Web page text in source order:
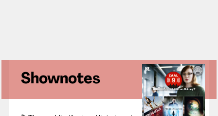
Shownotes